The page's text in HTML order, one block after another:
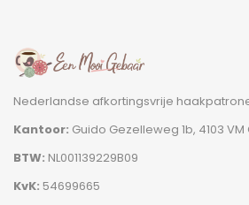
Nederlandse afkortingsvrije
Kantoor: Guido Gezelleweg 1b, 4103
BTW: NL001139229B09
KvK: 54699665